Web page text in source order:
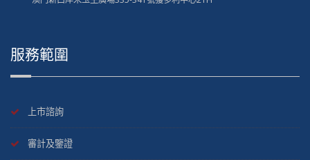
服務範圍
上市諮詢
審計及鑒證